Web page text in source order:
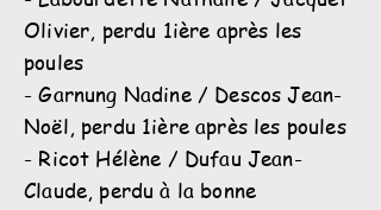
Olivier, perdu 1ière après les
poules
- Garnung Nadine / Descos Jean-
Noël, perdu 1ière après les poules
- Ricot Hélène / Dufau Jean-
Claude, perdu à la bonne